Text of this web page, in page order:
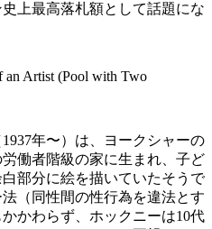
上最高落札額として話題にな
an Artist (Pool with Two
年〜）は、ヨークシャーの
働者階級の家に生まれ、子ど
部分に絵を描いていたそうで
（同性間の性行為を違法とす
かわらず、ホックニーは10代